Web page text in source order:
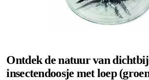
Ontdek de natuur van
insectendoosje met loep